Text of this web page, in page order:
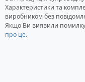
Жорсткий
Характеристики та
виробником без
Якщо Ви виявили помилку
про це.